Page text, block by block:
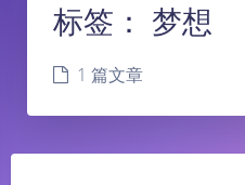
标签： 梦想
1 篇文章